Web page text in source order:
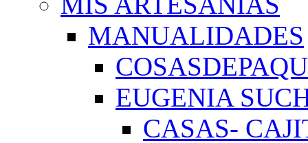
MANUALIDADES
EUGENIA
CASAS-